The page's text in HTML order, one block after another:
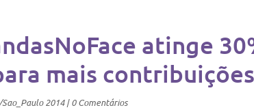
atinge
mais contribuições
2014|0 Comentários